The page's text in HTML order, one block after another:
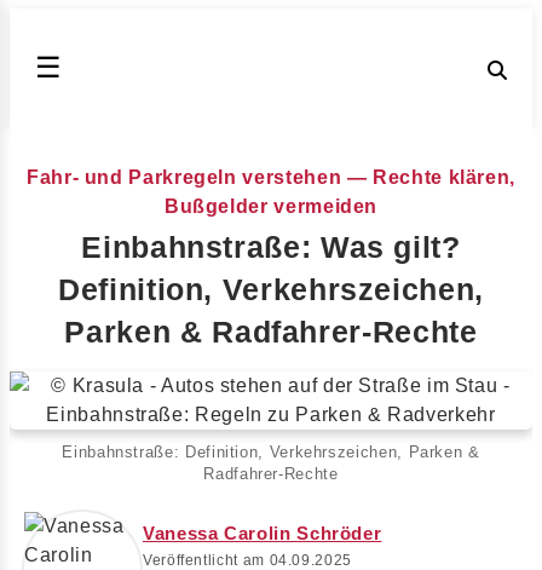
☰
Fahr- und Parkregeln verstehen — Rechte klären,
Bußgelder vermeiden
Einbahnstraße: Was gilt?
Definition, Verkehrszeichen,
Parken & Radfahrer-Rechte
Einbahnstraße: Definition, Verkehrszeichen, Parken &
Radfahrer‑Rechte
Vanessa Carolin Schröder
Veröffentlicht am 04.09.2025